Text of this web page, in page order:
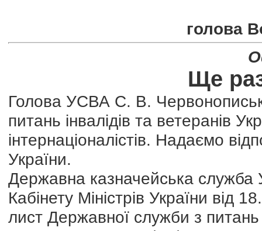
голова
Ще
Голова УСВА С. В.
питань інвалідів та ветеранів
інтернаціоналістів. Надаємо
України.
Державна казначейська служба
Кабінету Міністрів України
лист Державної служби з питань